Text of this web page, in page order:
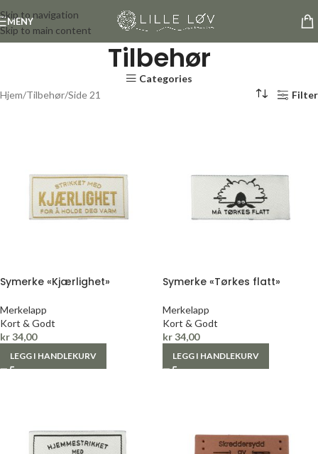
Skip to navigation
Skip to main content
MENY
Tilbehør
Categories
Hjem Tilbehør Side 21 Filter
Symerke «Kjærlighet»
Merkelapp
Kort & Godt
kr34,00
LEGG I HANDLEKURV
Symerke «Tørkes flatt»
Merkelapp
Kort & Godt
kr34,00
LEGG I HANDLEKURV